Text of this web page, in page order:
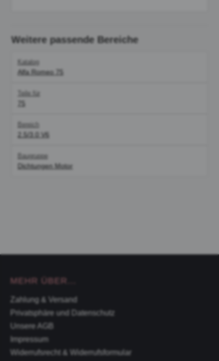
Weitere passende Bereiche
Katalog
Alfa Romeo 75
Teile für
Bereich
2.5/3.0 V6
Baugruppe
Dichtungen Motor
MEHR ÜBER...
Zahlung & Versand
Privatsphäre und Datenschutz
Unsere AGB
Impressum
Widerrufsrecht & Widerrufsformular